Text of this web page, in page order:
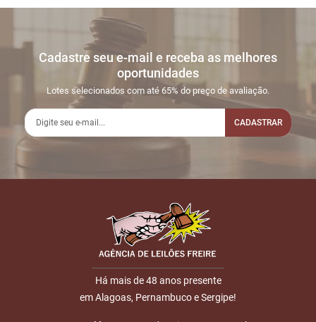
Cadastre seu e-mail e receba as melhores
oportunidades
Lotes selecionados com até 65% do preço de avaliação.
CADASTRAR
Há mais de 48 anos presente
em Alagoas, Pernambuco e Sergipe!